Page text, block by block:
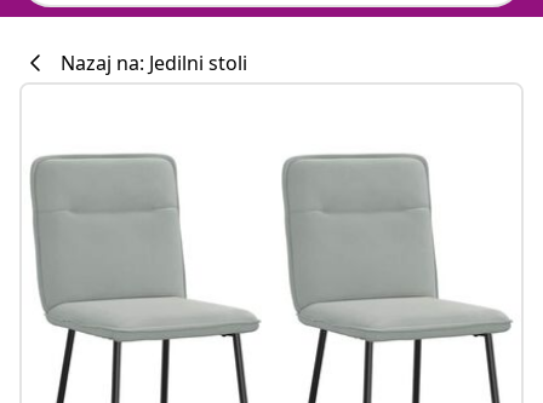
Nazaj na: Jedilni stoli